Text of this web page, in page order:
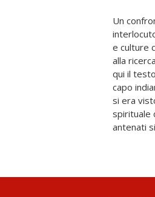
Un
e culture
alla
qui il
capo
si era
spirituale
antenati
visione,
guaritore
aver
Neihardt,
la
rapporti